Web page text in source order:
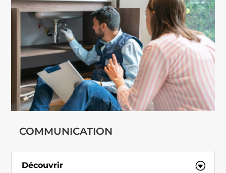
COMMUNICATION
Découvrir